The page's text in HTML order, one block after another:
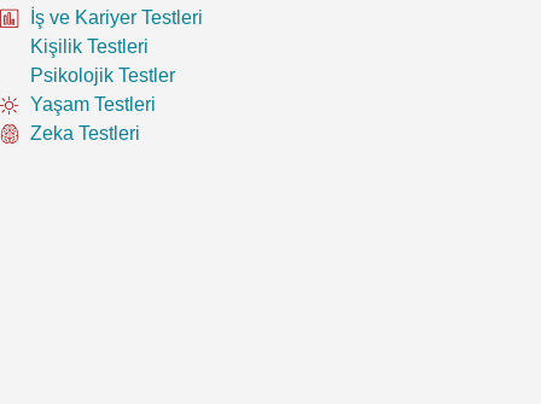
İş ve Kariyer Testleri
Kişilik Testleri
Psikolojik Testler
Yaşam Testleri
Zeka Testleri